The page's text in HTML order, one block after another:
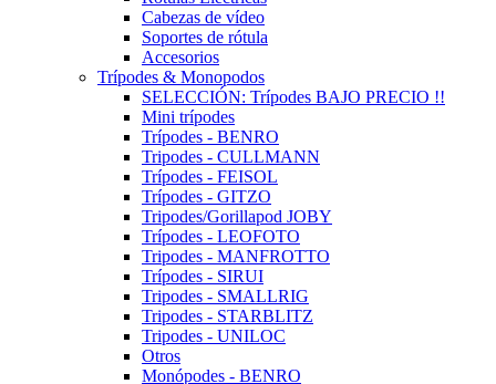
Cabezas de vídeo
Soportes de rótula
Accesorios
Trípodes & Monopodos
SELECCIÓN: Trípodes BAJO PRECIO !!
Mini trípodes
Trípodes - BENRO
Tripodes - CULLMANN
Trípodes - FEISOL
Trípodes - GITZO
Tripodes/Gorillapod JOBY
Trípodes - LEOFOTO
Tripodes - MANFROTTO
Trípodes - SIRUI
Tripodes - SMALLRIG
Tripodes - STARBLITZ
Tripodes - UNILOC
Otros
Monópodes - BENRO